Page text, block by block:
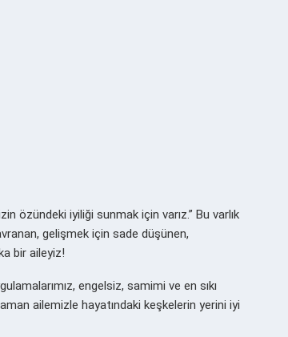
özündeki iyiliği sunmak için varız.” Bu varlık
gelişmek için sade düşünen,
bir aileyiz!
engelsiz, samimi ve en sıkı
ailemizle hayatındaki keşkelerin yerini iyi